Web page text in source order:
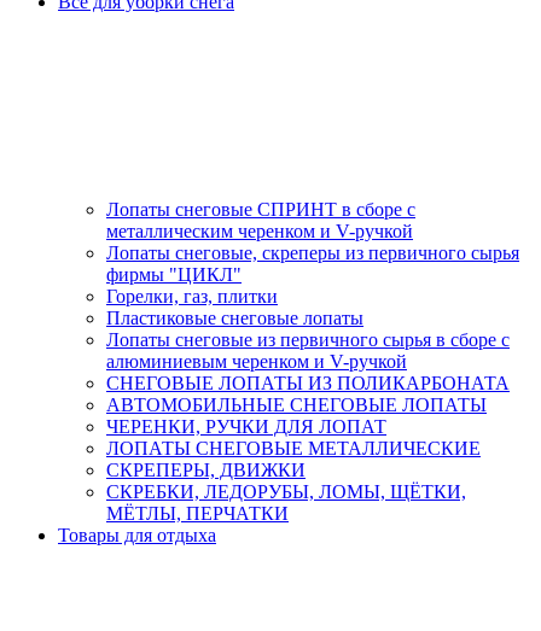
Лопаты снеговые СПРИНТ в сборе с
металлическим черенком и V-ручкой
Лопаты снеговые, скреперы из первичного сырья
фирмы "ЦИКЛ"
Горелки, газ, плитки
Пластиковые снеговые лопаты
Лопаты снеговые из первичного сырья в сборе с
алюминиевым черенком и V-ручкой
СНЕГОВЫЕ ЛОПАТЫ ИЗ ПОЛИКАРБОНАТА
АВТОМОБИЛЬНЫЕ СНЕГОВЫЕ ЛОПАТЫ
ЧЕРЕНКИ, РУЧКИ ДЛЯ ЛОПАТ
ЛОПАТЫ СНЕГОВЫЕ МЕТАЛЛИЧЕСКИЕ
СКРЕПЕРЫ, ДВИЖКИ
СКРЕБКИ, ЛЕДОРУБЫ, ЛОМЫ, ЩЁТКИ,
МЁТЛЫ, ПЕРЧАТКИ
Товары для отдыха